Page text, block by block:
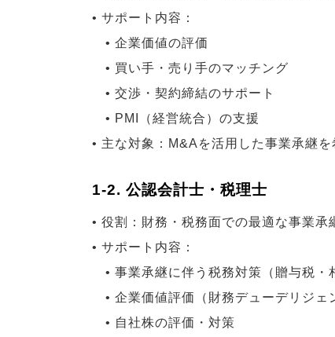
• サポート内容：
• 企業価値の評価
• 買い手・売り手のマッチング
• 交渉・契約締結のサポート
• PMI（経営統合）の支援
• 主な対象：M&Aを活用した事業承継を
1-2. 公認会計士・税理士
• 役割：財務・税務面での最適な事業承
• サポート内容：
• 事業承継に伴う税務対策（贈与税・
• 企業価値評価（財務デューデリジェ
• 自社株の評価・対策